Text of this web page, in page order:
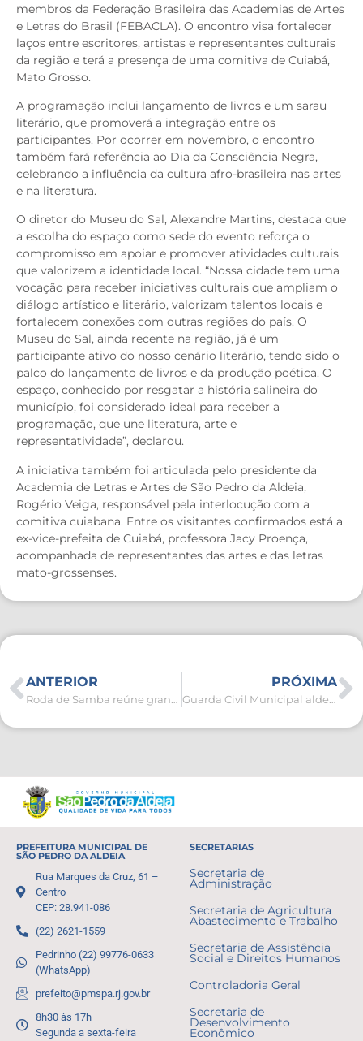
membros da Federação Brasileira das Academias de Artes
e Letras do Brasil (FEBACLA). O encontro visa fortalecer
laços entre escritores, artistas e representantes culturais
da região e terá a presença de uma comitiva de Cuiabá,
Mato Grosso.
A programação inclui lançamento de livros e um sarau
literário, que promoverá a integração entre os
participantes. Por ocorrer em novembro, o encontro
também fará referência ao Dia da Consciência Negra,
celebrando a influência da cultura afro-brasileira nas artes
e na literatura.
O diretor do Museu do Sal, Alexandre Martins, destaca que
a escolha do espaço como sede do evento reforça o
compromisso em apoiar e promover atividades culturais
que valorizem a identidade local. “Nossa cidade tem uma
vocação para receber iniciativas culturais que ampliam o
diálogo artístico e literário, valorizam talentos locais e
fortalecem conexões com outras regiões do país. O
Museu do Sal, ainda recente na região, já é um
participante ativo do nosso cenário literário, tendo sido o
palco do lançamento de livros e da produção poética. O
espaço, conhecido por resgatar a história salineira do
município, foi considerado ideal para receber a
programação, que une literatura, arte e
representatividade”, declarou.
A iniciativa também foi articulada pelo presidente da
Academia de Letras e Artes de São Pedro da Aldeia,
Rogério Veiga, responsável pela interlocução com a
comitiva cuiabana. Entre os visitantes confirmados está a
ex-vice-prefeita de Cuiabá, professora Jacy Proença,
acompanhada de representantes das artes e das letras
mato-grossenses.
ANTERIOR
Roda de Samba reúne grande público no feriado da Consciência Negra em São Pedro da Aldeia
PRÓXIMA
Guarda Civil Municipal aldeense prende suspeita de furto em São Pedro da Aldeia
PREFEITURA MUNICIPAL DE
SÃO PEDRO DA ALDEIA
Rua Marques da Cruz, 61 –
Centro
CEP: 28.941-086
(22) 2621-1559
Pedrinho (22) 99776-0633
(WhatsApp)
prefeito@pmspa.rj.gov.br
8h30 às 17h
Segunda a sexta-feira
SECRETARIAS
Secretaria de
Administração
Secretaria de Agricultura
Abastecimento e Trabalho
Secretaria de Assistência
Social e Direitos Humanos
Controladoria Geral
Secretaria de
Desenvolvimento
Econômico